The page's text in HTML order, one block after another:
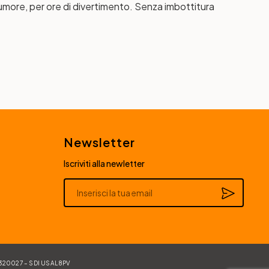
per ore di divertimento. Senza imbottitura
Newsletter
Iscriviti alla newletter
– SDI USAL8PV